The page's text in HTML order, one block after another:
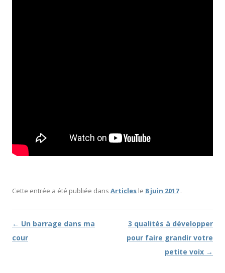
Cette entrée a été publiée dans Articles le 8 juin 2017 .
Navigation des articles
← Un barrage dans ma
cour
3 qualités à développer
pour faire grandir votre
petite voix →